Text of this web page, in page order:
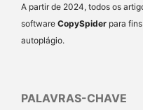
A partir de 2024, todos os
software CopySpider para
autoplágio.
PALAVRAS-CHAVE